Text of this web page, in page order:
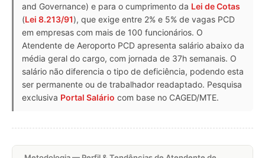
and Governance) e para o cumprimento da Lei de Cotas
(Lei 8.213/91), que exige entre 2% e 5% de vagas PCD
em empresas com mais de 100 funcionários. O
Atendente de Aeroporto PCD apresenta salário abaixo da
média geral do cargo, com jornada de 37h semanais. O
salário não diferencia o tipo de deficiência, podendo esta
ser permanente ou de trabalhador readaptado. Pesquisa
exclusiva Portal Salário com base no CAGED/MTE.